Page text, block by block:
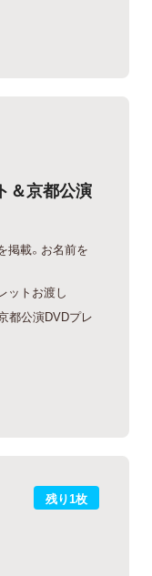
＆京都公演
掲載。お名前を
ットお渡し
都公演DVDプレ
残り1枚